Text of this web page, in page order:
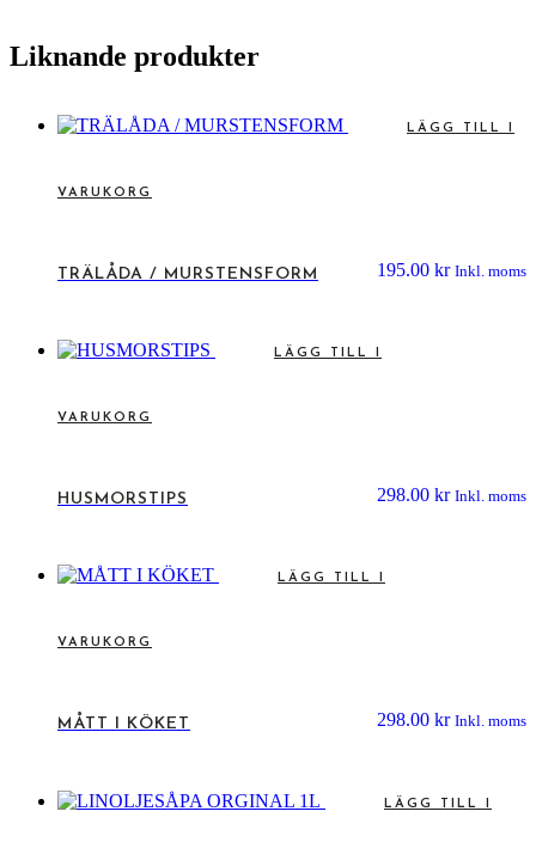
Liknande produkter
LÄGG TILL I
VARUKORG
TRÄLÅDA / MURSTENSFORM 195.00 kr Inkl. moms
LÄGG TILL I
VARUKORG
HUSMORSTIPS 298.00 kr Inkl. moms
LÄGG TILL I
VARUKORG
MÅTT I KÖKET 298.00 kr Inkl. moms
LÄGG TILL I